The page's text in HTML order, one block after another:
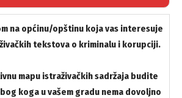
na općinu/opštinu koja vas interesuje
tekstova o kriminalu i korupciji.
mapu istraživačkih sadržaja budite
koga u vašem gradu nema dovoljno